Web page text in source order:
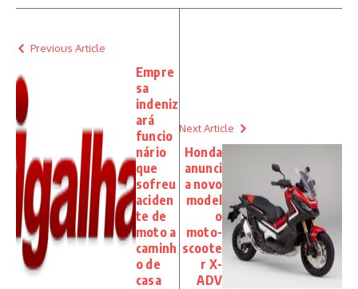
Previous Article
Empre
sa
indeniz
ará
funcio
nário
que
sofreu
aciden
te de
moto a
caminh
o de
casa
Next Article
Honda
anunci
a novo
model
o
moto-
scoote
r X-
ADV